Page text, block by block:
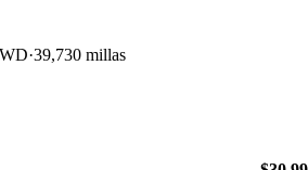
39,730 millas